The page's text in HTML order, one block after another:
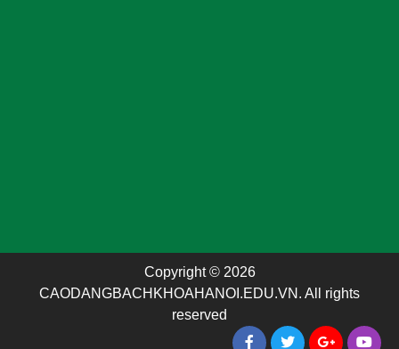
Copyright © 2026
CAODANGBACHKHOAHANOI.EDU.VN. All rights
reserved